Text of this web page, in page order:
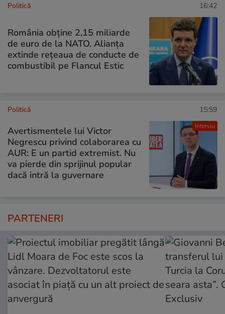
Politică 16:42
România obține 2,15 miliarde
de euro de la NATO. Alianța
extinde rețeaua de conducte de
combustibil pe Flancul Estic
Interviu
Politică 15:59
Avertismentele lui Victor
Negrescu privind colaborarea cu
AUR: E un partid extremist. Nu
va pierde din sprijinul popular
dacă intră la guvernare
PARTENERI